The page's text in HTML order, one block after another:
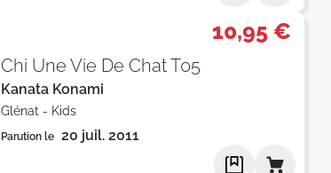
10,95 €
Chi Une Vie De Chat T05
Kanata Konami
Glénat - Kids
Parution le 20 juil. 2011